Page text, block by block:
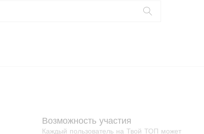
Возможность участия
Каждый пользователь на Твой ТОП может